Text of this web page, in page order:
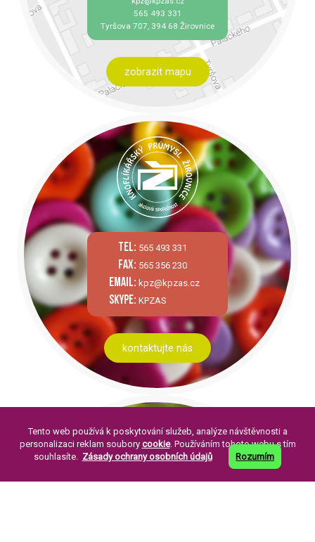
565 493 331
Tyršova 707, 394 68 Žirovnice
zobrazit mapu
tel: 565 493 331
fax: 565 356 230
email: kpz@kpzas.cz
skype: KPZAS
kontaktujte nás
Tento web používá k poskytování služeb, analýze návštěvnosti a
personalizaci reklam soubory cookie. Používáním tohoto webu s tím
souhlasíte. Zásady ochrany osobních údajů Rozumím